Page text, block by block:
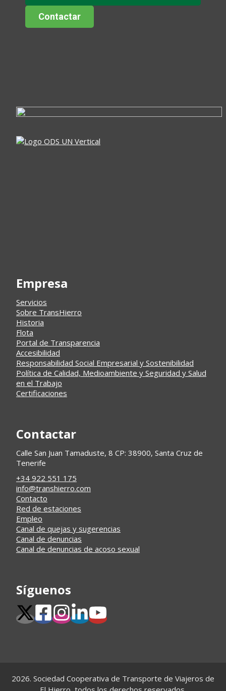
Contactar
Empresa
Servicios
Sobre TransHierro
Historia
Flota
Portal de Transparencia
Accesibilidad
Responsabilidad Social Empresarial y Sostenibilidad
Política de Calidad, Medioambiente y Seguridad y Salud
en el Trabajo
Certificaciones
Contactar
Calle San Juan Tamaduste, 8 CP: 38900, Santa Cruz de
Tenerife
+34 922 551 175
info@transhierro.com
Contacto
Red de estaciones
Empleo
Canal de quejas y sugerencias
Canal de denuncias
Canal de denuncias de acoso sexual
Síguenos
2026. Sociedad Cooperativa de Transporte de Viajeros de